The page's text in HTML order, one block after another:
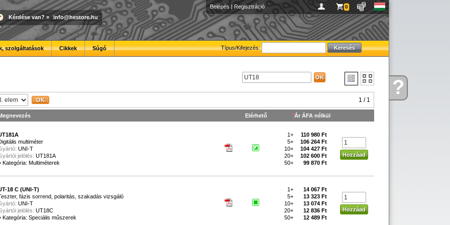
Kérdése
van
?
Belépés | Regisztráció 0
Kérdése van? » info@hestore.hu
Típus/Kifejezés:
szolgáltatások Cikkek Súgó
1 / 1
Elérhető *Ár ÁFA nélkül
multiméter
UNI-T
jelölés: UT181A
Kategória: Multiméterek
1+
110 980 Ft
5+
106 264 Ft
10+
104 427 Ft
20+
102 600 Ft
50+
99 870 Ft
18 C (UNI-T)
fázis sorrend, polaritás, szakadás vizsgáló
UNI-T
jelölés: UT18C
Kategória: Speciális műszerek
1+
14 067 Ft
5+
13 323 Ft
10+
13 074 Ft
20+
12 836 Ft
50+
12 489 Ft